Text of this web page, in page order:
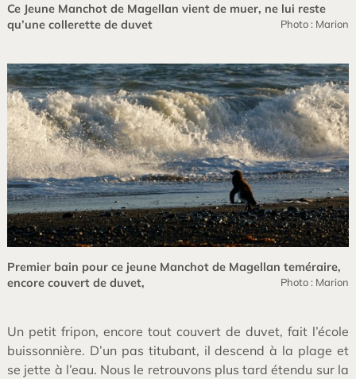
Ce Jeune Manchot de Magellan vient de muer, ne lui reste
qu’une collerette de duvet
Photo : Marion
Premier bain pour ce jeune Manchot de Magellan teméraire,
encore couvert de duvet,
Photo : Marion
Un petit fripon, encore tout couvert de duvet, fait l’école
buissonnière. D’un pas titubant, il descend à la plage et
se jette à l’eau. Nous le retrouvons plus tard étendu sur la